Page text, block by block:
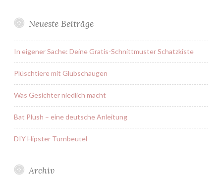
Neueste Beiträge
In eigener Sache: Deine Gratis-Schnittmuster Schatzkiste
Plüschtiere mit Glubschaugen
Was Gesichter niedlich macht
Bat Plush – eine deutsche Anleitung
DIY Hipster Turnbeutel
Archiv